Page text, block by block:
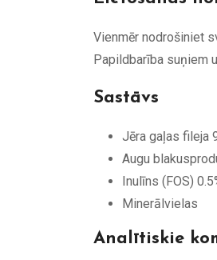
Vienmēr nodrošiniet
Papildbarība suņiem
Sastāvs
Jēra gaļas fileja
Augu
Inulīns (FOS)
Minerālvielas
Analītiskie